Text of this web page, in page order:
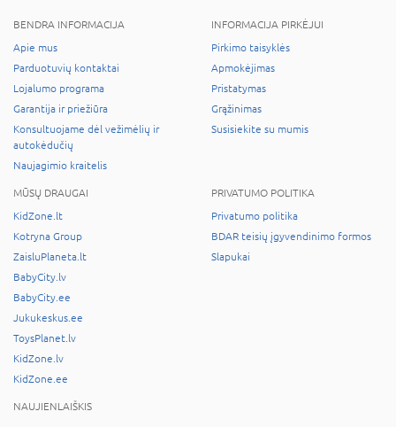
BENDRA INFORMACIJA
Apie mus
Parduotuvių kontaktai
Lojalumo programa
Garantija ir priežiūra
Konsultuojame dėl vežimėlių ir
autokėdučių
Naujagimio kraitelis
INFORMACIJA PIRKĖJUI
Pirkimo taisyklės
Apmokėjimas
Pristatymas
Grąžinimas
Susisiekite su mumis
MŪSŲ DRAUGAI
KidZone.lt
Kotryna Group
ZaisluPlaneta.lt
BabyCity.lv
BabyCity.ee
Jukukeskus.ee
ToysPlanet.lv
KidZone.lv
KidZone.ee
PRIVATUMO POLITIKA
Privatumo politika
BDAR teisių įgyvendinimo formos
Slapukai
NAUJIENLAIŠKIS